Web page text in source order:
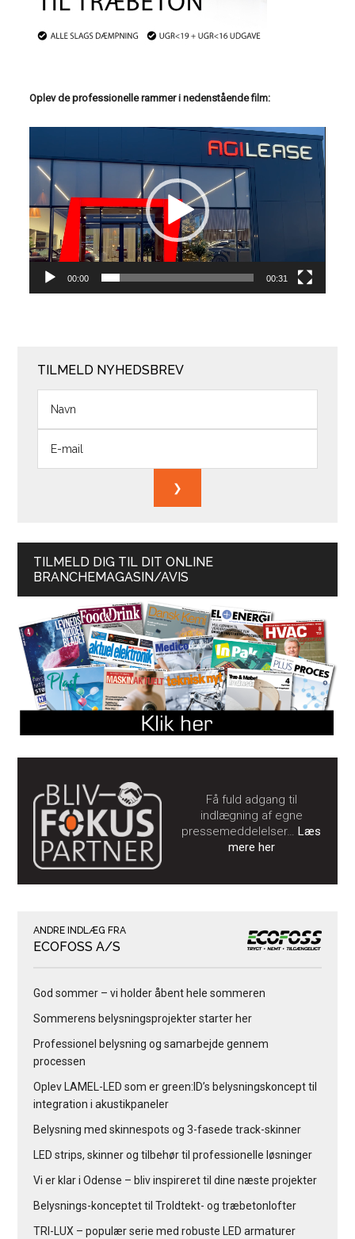
Oplev de professionelle rammer i nedenstående film:
00:00 00:31
TILMELD NYHEDSBREV
TILMELD DIG TIL DIT ONLINE
BRANCHEMAGASIN/AVIS
Få fuld adgang til
indlægning af egne
pressemeddelelser…Læs
mere her
ANDRE INDLÆG FRA
ECOFOSS A/S
God sommer – vi holder åbent hele sommeren
Sommerens belysningsprojekter starter her
Professionel belysning og samarbejde gennem
processen
Oplev LAMEL-LED som er green:ID’s belysningskoncept til
integration i akustikpaneler
Belysning med skinnespots og 3-fasede track-skinner
LED strips, skinner og tilbehør til professionelle løsninger
Vi er klar i Odense – bliv inspireret til dine næste projekter
Belysnings-konceptet til Troldtekt- og træbetonlofter
TRI-LUX – populær serie med robuste LED armaturer